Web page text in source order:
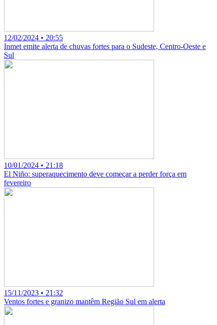
12/02/2024 • 20:55
Inmet emite alerta de chuvas fortes para o Sudeste, Centro-Oeste e
Sul
10/01/2024 • 21:18
El Niño: superaquecimento deve começar a perder força em
fevereiro
15/11/2023 • 21:32
Ventos fortes e granizo mantêm Região Sul em alerta